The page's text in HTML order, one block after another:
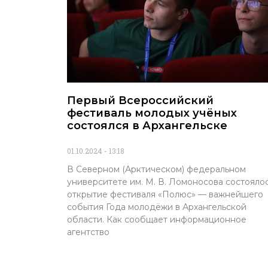
Первый Всероссийский
фестиваль молодых учёных
состоялся в Архангельске
01.10.2024 13:18
В Северном (Арктическом) федеральном
университете им. М. В. Ломоносова
открытие фестиваля «Полюс» — важнейшего
события Года молодёжи в Архангельской
области. Как сообщает информационное
агентство